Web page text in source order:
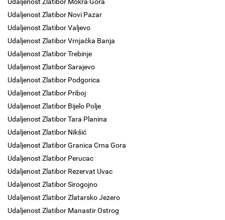
Udaljenost Zlatibor Novi Pazar
Udaljenost Zlatibor Valjevo
Udaljenost Zlatibor Vrnjačka Banja
Udaljenost Zlatibor Trebinje
Udaljenost Zlatibor Sarajevo
Udaljenost Zlatibor Podgorica
Udaljenost Zlatibor Priboj
Udaljenost Zlatibor Bijelo Polje
Udaljenost Zlatibor Tara Planina
Udaljenost Zlatibor Nikšić
Udaljenost Zlatibor Granica Crna Gora
Udaljenost Zlatibor Perucac
Udaljenost Zlatibor Rezervat Uvac
Udaljenost Zlatibor Sirogojno
Udaljenost Zlatibor Zlatarsko Jezero
Udaljenost Zlatibor Manastir Ostrog